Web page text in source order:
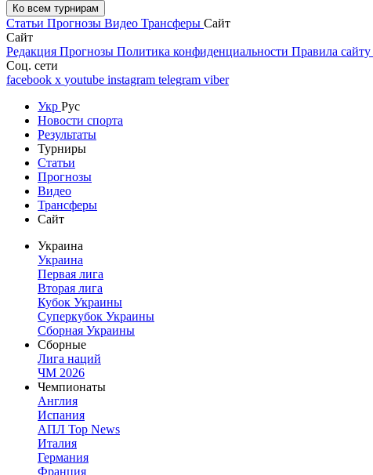
Ко всем турнирам
Статьи Прогнозы Видео Трансферы Сайт
Сайт
Редакция Прогнозы Политика конфиденциальности Правила сайту
Соц. сети
facebook x youtube instagram telegram viber
Укр Рус
Новости спорта
Результаты
Турниры
Статьи
Прогнозы
Видео
Трансферы
Сайт
Украина
Украина
Первая лига
Вторая лига
Кубок Украины
Суперкубок Украины
Сборная Украины
Сборные
Лига наций
ЧМ 2026
Чемпионаты
Англия
Испания
АПЛ Top News
Италия
Германия
Франция